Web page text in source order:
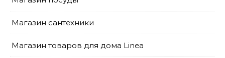
Магазин сантехники
Магазин товаров для дома Linea